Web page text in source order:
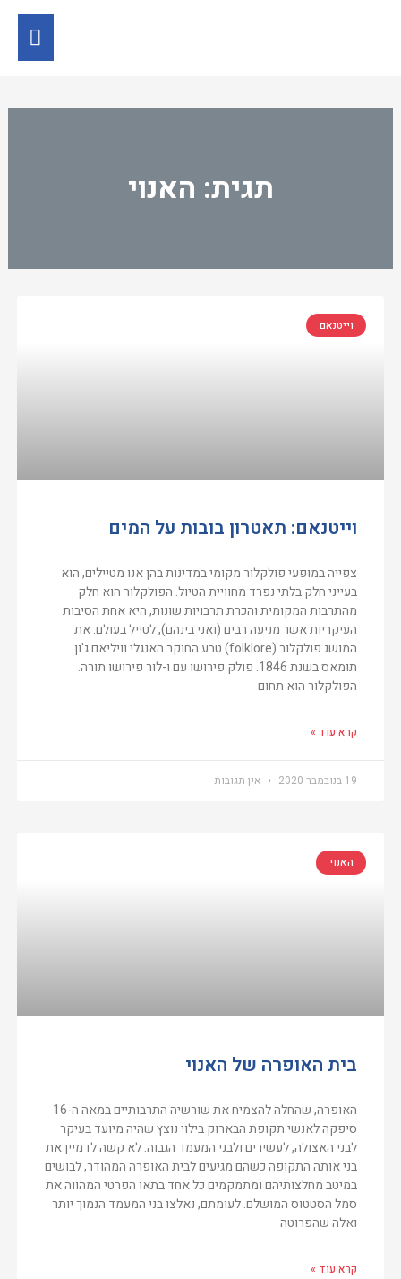
תגית: האנוי
וייטנאם
וייטנאם: תאטרון בובות על המים
צפייה במופעי פולקלור מקומי במדינות בהן אנו מטיילים, הוא
בעייני חלק בלתי נפרד מחוויית הטיול. הפולקלור הוא חלק
מהתרבות המקומית והכרת תרבויות שונות, היא אחת הסיבות
העיקריות אשר מניעה רבים (ואני בינהם), לטייל בעולם. את
המושג פולקלור (folklore) טבע החוקר האנגלי וויליאם ג'ון
תומאס בשנת 1846. פולק פירושו עם ו-לור פירושו תורה.
הפולקלור הוא תחום
קרא עוד »
19 בנובמבר 2020 אין תגובות
האנוי
בית האופרה של האנוי
האופרה, שהחלה להצמיח את שורשיה התרבותיים במאה ה-16
סיפקה לאנשי תקופת הבארוק בילוי נוצץ שהיה מיועד בעיקר
לבני האצולה, לעשירים ולבני המעמד הגבוה. לא קשה לדמיין את
בני אותה התקופה כשהם מגיעים לבית האופרה המהודר, לבושים
במיטב מחלצותיהם ומתמקמים כל אחד בתאו הפרטי המהווה את
סמל הסטטוס המושלם. לעומתם, נאלצו בני המעמד הנמוך יותר
ואלה שהפרוטה
קרא עוד »